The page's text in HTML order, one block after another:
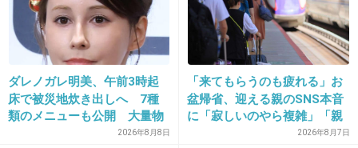
2013/03/26(火) 12:24:47
おいしいよね～(*≧∀≦*)行きたいなぁ♪
+5 -2
ダレノガレ明美、午前3時起
床で被災地炊き出しへ 7種
類のメニューも公開 大量物
2026年8月8日
「来てもらうのも疲れる」お
盆帰省、迎える親のSNS本音
に「寂しいのやら複雑」「親
孝行だと思っていたのに」
2026年8月7日